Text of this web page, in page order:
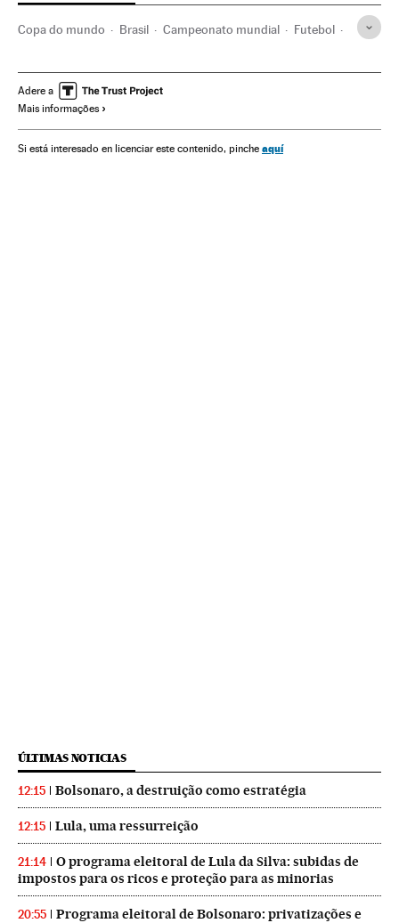
Copa do mundo Brasil Campeonato mundial Futebol
Seleção Argentina Futebol
Victor Moses
Copa do Mundo Futebol Seleções esportivas
Adere a
Mais informações
Si está interesado en licenciar este contenido, pinche aquí
ÚLTIMAS NOTICIAS
12:15 Bolsonaro, a destruição como estratégia
12:15 Lula, uma ressurreição
21:14
O programa eleitoral de Lula da Silva: subidas de
impostos para os ricos e proteção para as minorias
20:55
Programa eleitoral de Bolsonaro: privatizações e